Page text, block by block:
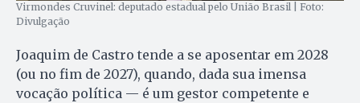
Virmondes Cruvinel: deputado estadual pelo União Brasil | Foto:
Divulgação
Joaquim de Castro tende a se aposentar em 2028
(ou no fim de 2027), quando, dada sua imensa
vocação política — é um gestor competente e